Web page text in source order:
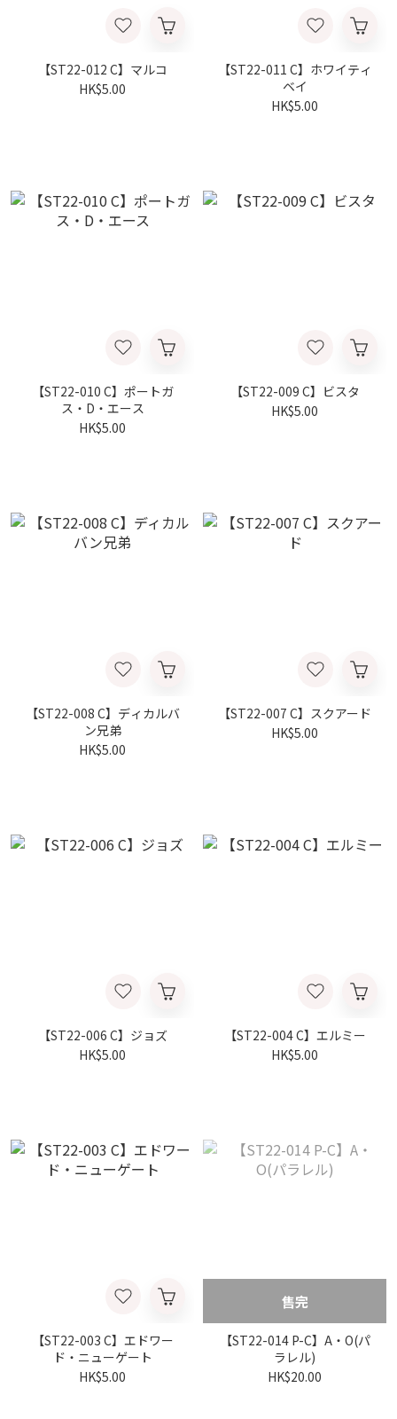
【ST22-012 C】マルコ
HK$5.00
【ST22-011 C】ホワイティ
ベイ
HK$5.00
【ST22-010 C】ポートガ
ス・D・エース
HK$5.00
【ST22-009 C】ビスタ
HK$5.00
【ST22-008 C】ディカルバ
ン兄弟
HK$5.00
【ST22-007 C】スクアード
HK$5.00
【ST22-006 C】ジョズ
HK$5.00
【ST22-004 C】エルミー
HK$5.00
【ST22-003 C】エドワー
ド・ニューゲート
HK$5.00
售完
【ST22-014 P-C】A・O(パ
ラレル)
HK$20.00